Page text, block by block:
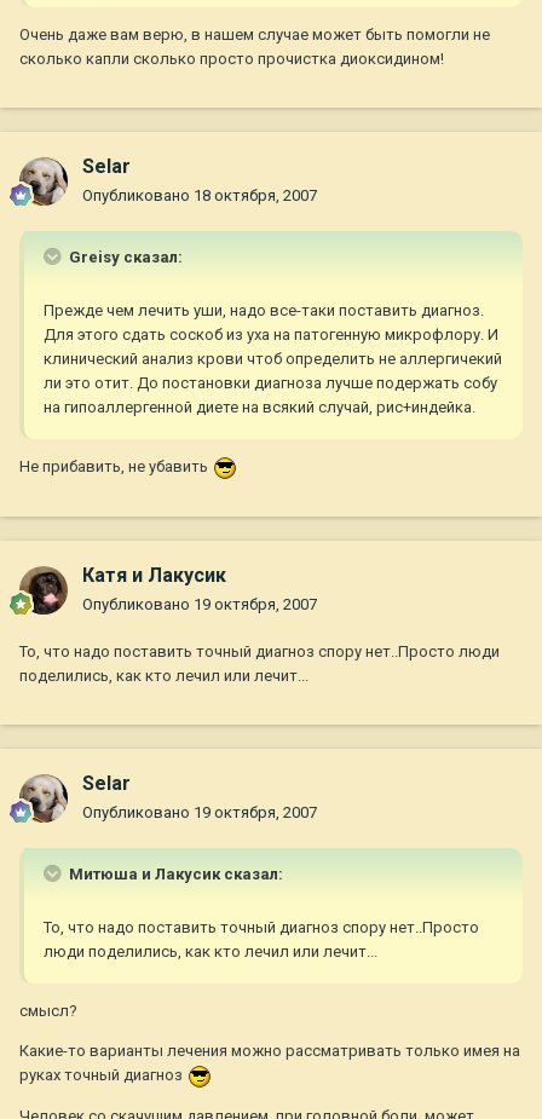
Очень даже вам верю, в нашем случае может быть помогли не
сколько капли сколько просто прочистка диоксидином!
Selar
Опубликовано 18 октября, 2007
Greisy сказал:
Прежде чем лечить уши, надо все-таки поставить диагноз.
Для этого сдать соскоб из уха на патогенную микрофлору. И
клинический анализ крови чтоб определить не аллергичекий
ли это отит. До постановки диагноза лучше подержать собу
на гипоаллергенной диете на всякий случай, рис+индейка.
Не прибавить, не убавить
Катя и Лакусик
Опубликовано 19 октября, 2007
То, что надо поставить точный диагноз спору нет..Просто люди
поделились, как кто лечил или лечит...
Selar
Опубликовано 19 октября, 2007
Митюша и Лакусик сказал:
То, что надо поставить точный диагноз спору нет..Просто
люди поделились, как кто лечил или лечит...
смысл?
Какие-то варианты лечения можно рассматривать только имея на
руках точный диагноз